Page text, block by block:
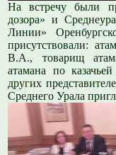
На встречу были
дозора» и
Линии»
присутствовали:
В.А., товарищ
атамана по
других
Среднего Урала